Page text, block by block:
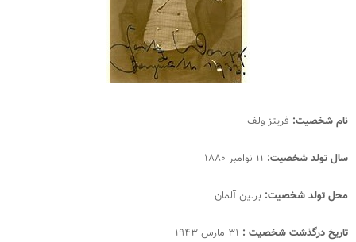
نام شخصیت: فریتز ولف
سال تولد شخصیت:
محل تولد شخصیت: برلین آلمان
تاریخ درگذشت شخصیت :